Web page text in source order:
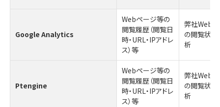
Google Analytics
Webページ等の
閲覧履歴（閲覧日
時・URL・IPアドレ
ス）等
弊社Web
の閲覧状況
析
Ptengine
Webページ等の
閲覧履歴（閲覧日
時・URL・IPアドレ
ス）等
弊社Web
の閲覧状況
析